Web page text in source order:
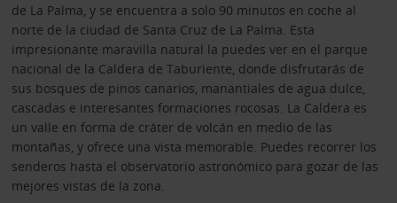
de La Palma, y se encuentra a solo 90 minutos en coche al
norte de la ciudad de Santa Cruz de La Palma. Esta
impresionante maravilla natural la puedes ver en el parque
nacional de la Caldera de Taburiente, donde disfrutarás de
sus bosques de pinos canarios, manantiales de agua dulce,
cascadas e interesantes formaciones rocosas. La Caldera es
un valle en forma de cráter de volcán en medio de las
montañas, y ofrece una vista memorable. Puedes recorrer los
senderos hasta el observatorio astronómico para gozar de las
mejores vistas de la zona.